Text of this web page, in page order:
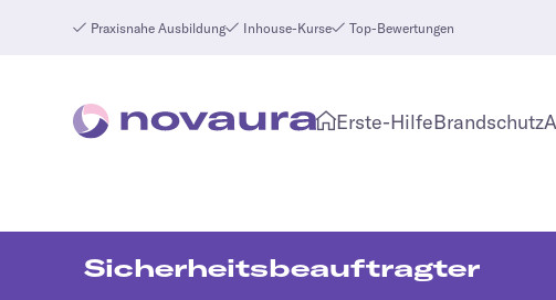
Praxisnahe Ausbildung Inhouse-Kurse Top-Bewertungen
Erste-HilfeBrandschutz
Sicherheitsbeauftragter